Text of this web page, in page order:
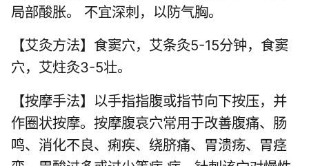
局部酸胀。 不宜深刺，以防气胸。
【艾灸方法】食窦穴，艾条灸5-15分钟，食窦
穴，艾炷灸3-5壮。
【按摩手法】以手指指腹或指节向下按压，并
作圈状按摩。按摩腹哀穴常用于改善腹痛、肠
鸣、消化不良、痢疾、绕脐痛、胃溃疡、胃痉